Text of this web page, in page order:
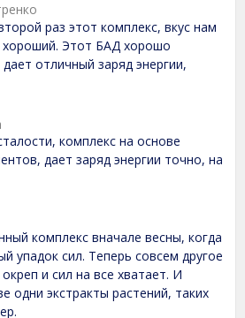
раз этот комплекс, вкус нам
хороший. Этот БАД хорошо
отличный заряд энергии,
комплекс на основе
дает заряд энергии точно, на
комплекс вначале весны, когда
упадок сил. Теперь совсем другое
и сил на все хватает. И
одни экстракты растений, таких